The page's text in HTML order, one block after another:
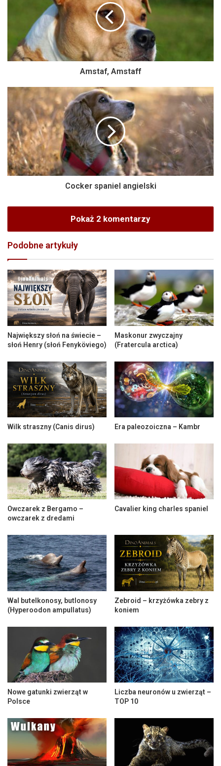
Amstaf, Amstaff
Cocker spaniel angielski
Pokaż 2 komentarzy
Podobne artykuły
Największy słoń na świecie –
słoń Henry (słoń Fenyköviego)
Maskonur zwyczajny
(Fratercula arctica)
Wilk straszny (Canis dirus) Era paleozoiczna – Kambr
Owczarek z Bergamo –
owczarek z dredami
Cavalier king charles spaniel
Wal butelkonosy, butlonosy
(Hyperoodon ampullatus)
Zebroid – krzyżówka zebry z
koniem
Nowe gatunki zwierząt w
Polsce
Liczba neuronów u zwierząt –
TOP 10